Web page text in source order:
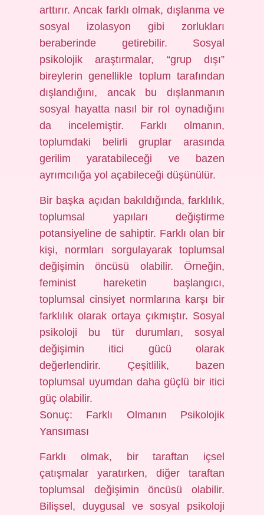
arttırır. Ancak farklı olmak, dışlanma ve
sosyal izolasyon gibi zorlukları
beraberinde getirebilir. Sosyal
psikolojik araştırmalar, “grup dışı”
bireylerin genellikle toplum tarafından
dışlandığını, ancak bu dışlanmanın
sosyal hayatta nasıl bir rol oynadığını
da incelemiştir. Farklı olmanın,
toplumdaki belirli gruplar arasında
gerilim yaratabileceği ve bazen
ayrımcılığa yol açabileceği düşünülür.
Bir başka açıdan bakıldığında, farklılık,
toplumsal yapıları değiştirme
potansiyeline de sahiptir. Farklı olan bir
kişi, normları sorgulayarak toplumsal
değişimin öncüsü olabilir. Örneğin,
feminist hareketin başlangıcı,
toplumsal cinsiyet normlarına karşı bir
farklılık olarak ortaya çıkmıştır. Sosyal
psikoloji bu tür durumları, sosyal
değişimin itici gücü olarak
değerlendirir. Çeşitlilik, bazen
toplumsal uyumdan daha güçlü bir itici
güç olabilir.
Sonuç: Farklı Olmanın Psikolojik
Yansıması
Farklı olmak, bir taraftan içsel
çatışmalar yaratırken, diğer taraftan
toplumsal değişimin öncüsü olabilir.
Bilişsel, duygusal ve sosyal psikoloji